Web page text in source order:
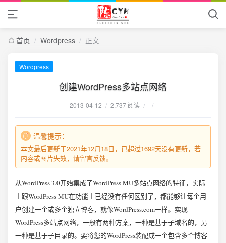
首页 / Wordpress / 正文
Wordpress
创建WordPress多站点网络
2013-04-12 / 2,737 阅读 / /
温馨提示：
本文最后更新于2021年12月18日，已超过1692天没有更新，若
内容或图片失效，请留言反馈。
从WordPress 3.0开始集成了WordPress MU多站点网络的特征，实际
上跟WordPress MU在功能上已经没有任何区别了，都能够让每个用
户创建一个或多个独立博客，就像WordPress.com一样。实现
WordPress多站点网络，一般有两种方案，一种是基于子域名的，另
一种是基于子目录的。要将您的WordPress装配成一个包含多个博客